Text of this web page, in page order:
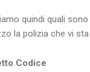
quindi quali
la polizia che vi sta
Codice